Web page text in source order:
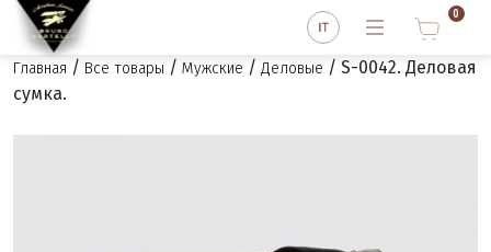
0
Главная / Все товары / Мужские / Деловые / S-0042. Деловая
сумка.